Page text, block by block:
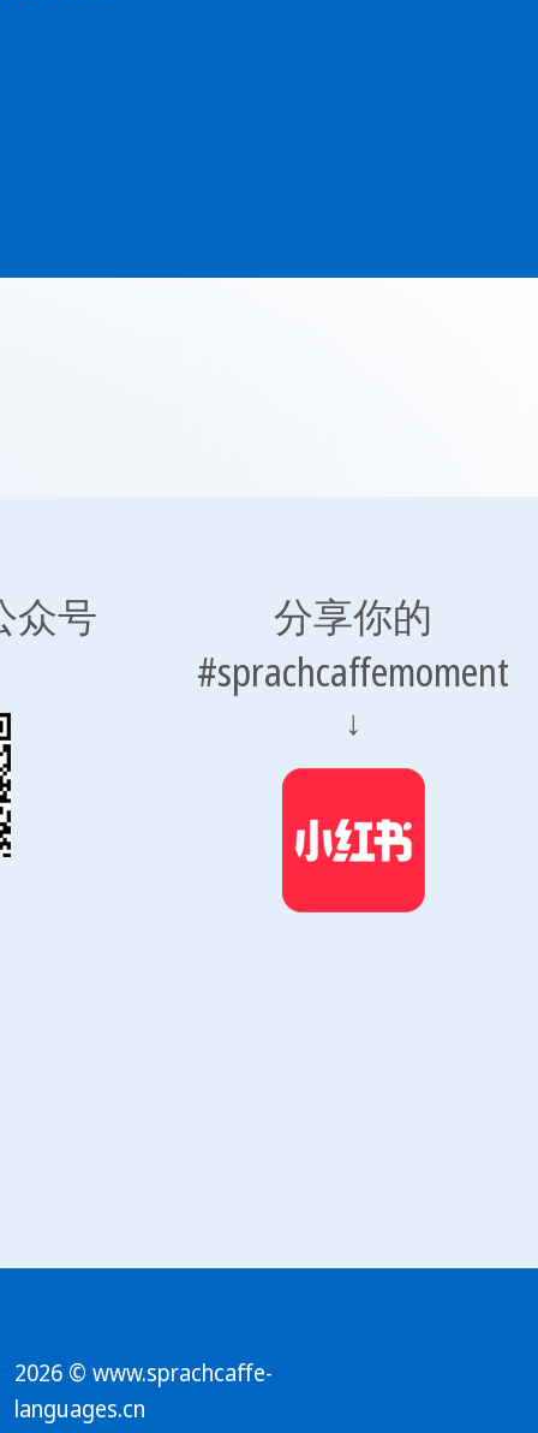
众号
分享你的
#sprachcaffemoment
↓
2026 © www.sprachcaffe-
languages.cn